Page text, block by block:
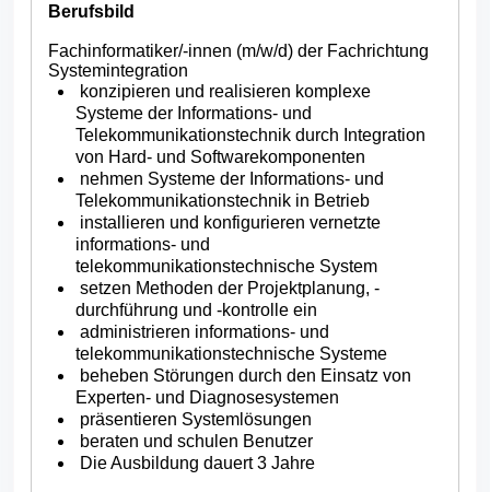
Berufsbild
Fachinformatiker/-innen (m/w/d) der Fachrichtung
Systemintegration
konzipieren und realisieren komplexe
Systeme der Informations- und
Telekommunikationstechnik durch Integration
von Hard- und Softwarekomponenten
nehmen Systeme der Informations- und
Telekommunikationstechnik in Betrieb
installieren und konfigurieren vernetzte
informations- und
telekommunikationstechnische System
setzen Methoden der Projektplanung, -
durchführung und -kontrolle ein
administrieren informations- und
telekommunikationstechnische Systeme
beheben Störungen durch den Einsatz von
Experten- und Diagnosesystemen
präsentieren Systemlösungen
beraten und schulen Benutzer
Die Ausbildung dauert 3 Jahre